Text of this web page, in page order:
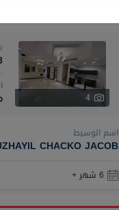
4
اسم الوسيط
CHACKO JACOB
6 شهر +